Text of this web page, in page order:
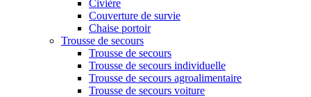
Civière
Couverture de survie
Chaise portoir
Trousse de secours
Trousse de secours
Trousse de secours individuelle
Trousse de secours agroalimentaire
Trousse de secours voiture